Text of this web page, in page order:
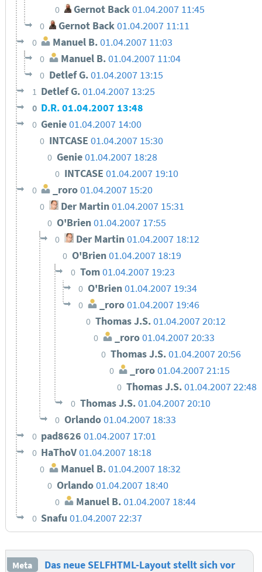
0 Gernot Back01.04.2007 11:45
0 Gernot Back 01.04.2007 11:11
0 Manuel B.01.04.2007 11:03
0 Manuel B. 01.04.2007 11:04
0 Detlef G.01.04.2007 13:15
1 Detlef G.01.04.2007 13:25
0 D.R.01.04.2007 13:48
0 Genie01.04.2007 14:00
0 INTCASE 01.04.2007 15:30
0 Genie01.04.2007 18:28
0 INTCASE01.04.2007 19:10
0 _roro01.04.2007 15:20
0 Der Martin 01.04.2007 15:31
0 O'Brien01.04.2007 17:55
0 Der Martin01.04.2007 18:12
0 O'Brien01.04.2007 18:19
0 Tom01.04.2007 19:23
0 O'Brien01.04.2007 19:34
0 _roro 01.04.2007 19:46
0 Thomas J.S.01.04.2007 20:12
0 _roro01.04.2007 20:33
0 Thomas J.S.01.04.2007 20:56
0 _roro01.04.2007 21:15
0 Thomas J.S.01.04.2007 22:48
0 Thomas J.S.01.04.2007 20:10
0 Orlando01.04.2007 18:33
0 pad862601.04.2007 17:01
0 HaThoV01.04.2007 18:18
0 Manuel B. 01.04.2007 18:32
0 Orlando01.04.2007 18:40
0 Manuel B.01.04.2007 18:44
0 Snafu01.04.2007 22:37
Meta
Das neue SELFHTML-Layout stellt sich vor